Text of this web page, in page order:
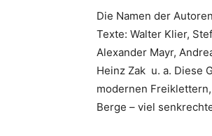
Die Namen der
Texte: Walter Klier,
Alexander Mayr,
Heinz Zak u. a. Diese
modernen
Berge – viel